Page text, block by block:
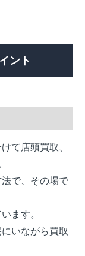
ント
て店頭買取、
で、その場で
ます。
いながら買取